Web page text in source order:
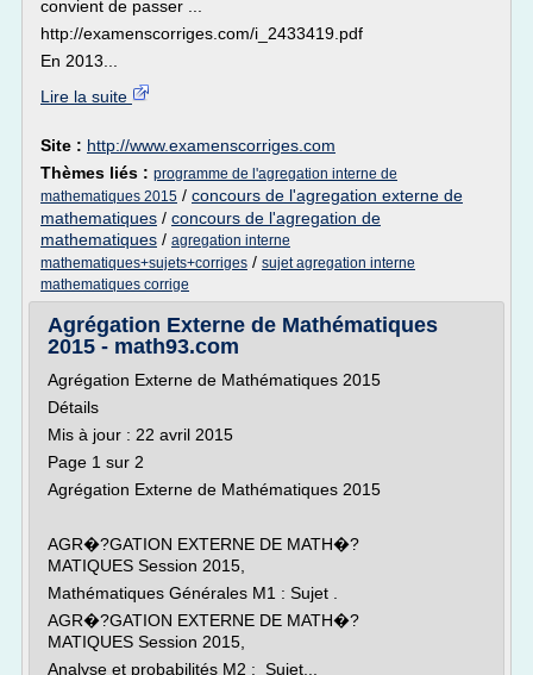
convient de passer ...
http://examenscorriges.com/i_2433419.pdf
En 2013...
Lire la suite
Site : http://www.examenscorriges.com
Thèmes liés : programme de l'agregation interne de
mathematiques 2015 / concours de l'agregation externe de
mathematiques / concours de l'agregation de
mathematiques / agregation interne
mathematiques+sujets+corriges / sujet agregation interne
mathematiques corrige
Agrégation Externe de Mathématiques
2015 - math93.com
Agrégation Externe de Mathématiques 2015
Détails
Mis à jour : 22 avril 2015
Page 1 sur 2
Agrégation Externe de Mathématiques 2015
AGR�?GATION EXTERNE DE MATH�?
MATIQUES Session 2015,
Mathématiques Générales M1 : Sujet .
AGR�?GATION EXTERNE DE MATH�?
MATIQUES Session 2015,
Analyse et probabilités M2 : Sujet...